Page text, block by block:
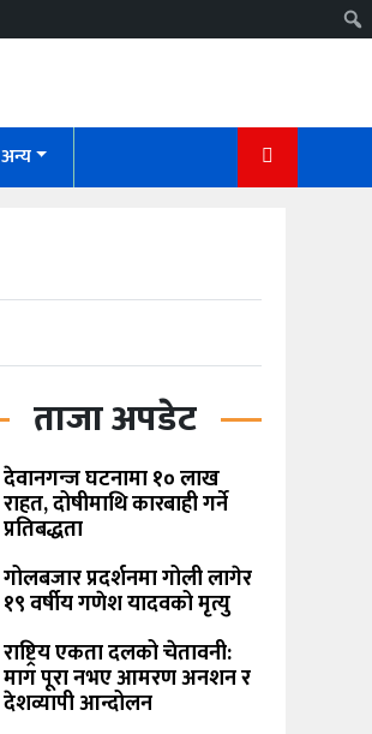
अन्य
ताजा अपडेट
देवानगन्ज घटनामा १० लाख
राहत, दोषीमाथि कारबाही गर्ने
प्रतिबद्धता
गोलबजार प्रदर्शनमा गोली लागेर
१९ वर्षीय गणेश यादवको मृत्यु
राष्ट्रिय एकता दलको चेतावनी:
माग पूरा नभए आमरण अनशन र
देशव्यापी आन्दोलन